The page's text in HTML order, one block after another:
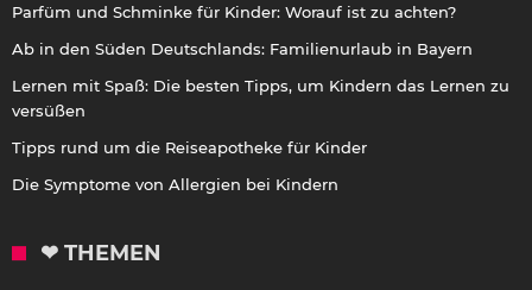
Parfüm und Schminke für Kinder: Worauf ist zu achten?
Ab in den Süden Deutschlands: Familienurlaub in Bayern
Lernen mit Spaß: Die besten Tipps, um Kindern das Lernen zu
versüßen
Tipps rund um die Reiseapotheke für Kinder
Die Symptome von Allergien bei Kindern
❤ THEMEN